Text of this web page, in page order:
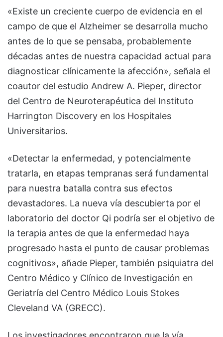
«Existe un creciente cuerpo de evidencia en el
campo de que el Alzheimer se desarrolla mucho
antes de lo que se pensaba, probablemente
décadas antes de nuestra capacidad actual para
diagnosticar clínicamente la afección», señala el
coautor del estudio Andrew A. Pieper, director
del Centro de Neuroterapéutica del Instituto
Harrington Discovery en los Hospitales
Universitarios.
«Detectar la enfermedad, y potencialmente
tratarla, en etapas tempranas será fundamental
para nuestra batalla contra sus efectos
devastadores. La nueva vía descubierta por el
laboratorio del doctor Qi podría ser el objetivo de
la terapia antes de que la enfermedad haya
progresado hasta el punto de causar problemas
cognitivos», añade Pieper, también psiquiatra del
Centro Médico y Clínico de Investigación en
Geriatría del Centro Médico Louis Stokes
Cleveland VA (GRECC).